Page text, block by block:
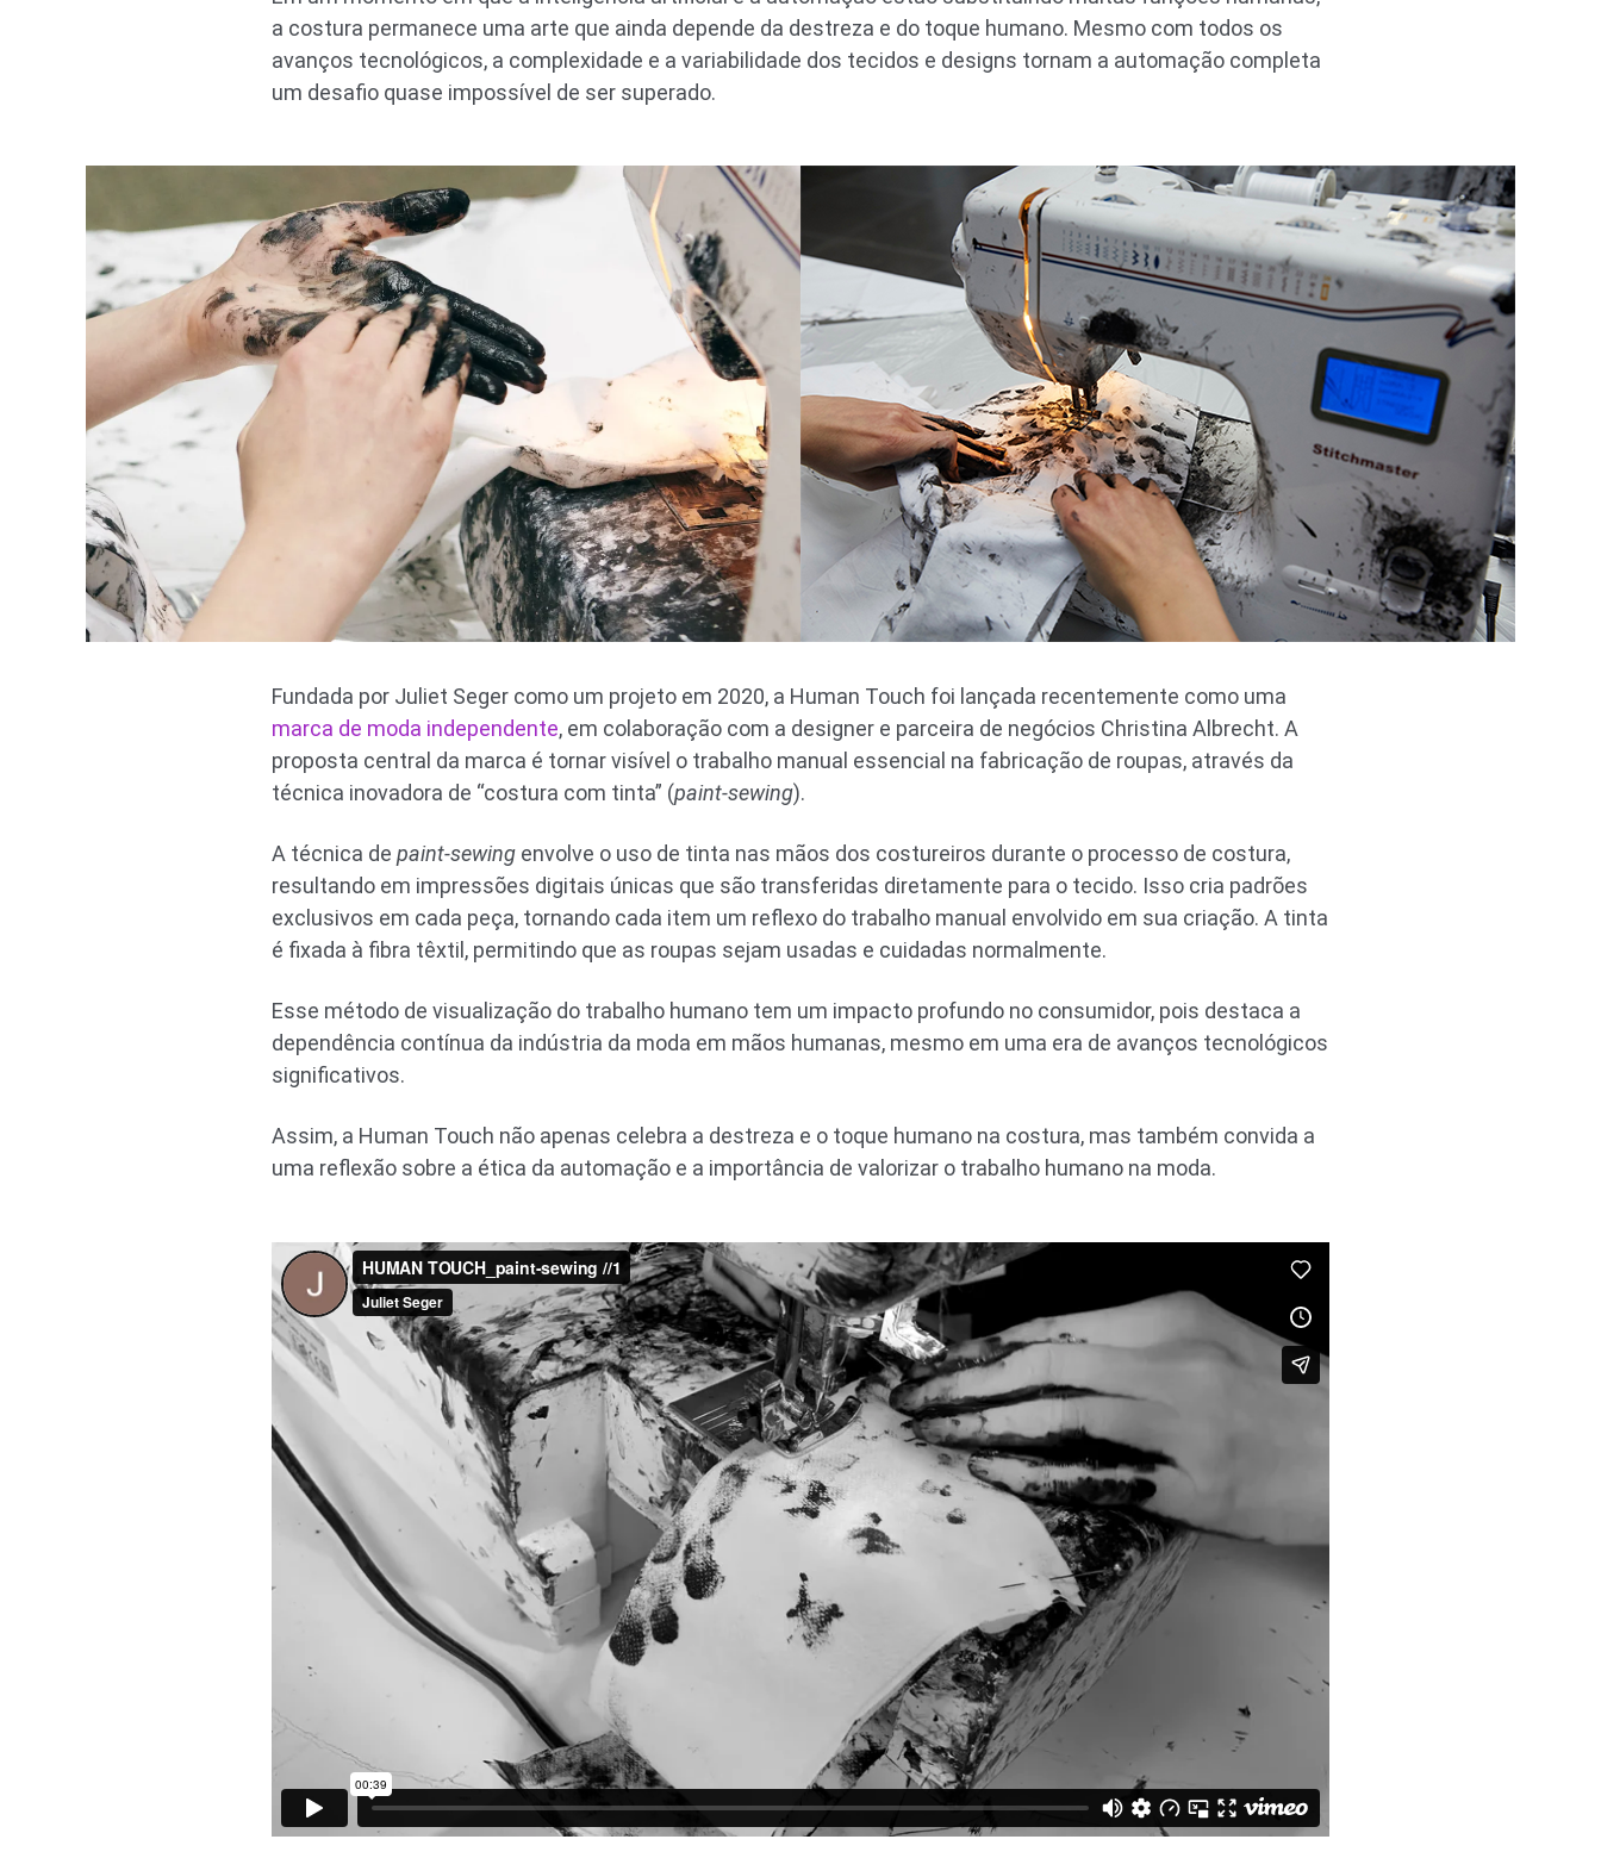
a costura permanece uma arte que ainda depende da destreza e do toque humano. Mesmo com todos os
avanços tecnológicos, a complexidade e a variabilidade dos tecidos e designs tornam a automação completa
um desafio quase impossível de ser superado.
Fundada por Juliet Seger como um projeto em 2020, a Human Touch foi lançada recentemente como uma
marca de moda independente, em colaboração com a designer e parceira de negócios Christina Albrecht. A
proposta central da marca é tornar visível o trabalho manual essencial na fabricação de roupas, através da
técnica inovadora de “costura com tinta” (paint-sewing).
A técnica de paint-sewing envolve o uso de tinta nas mãos dos costureiros durante o processo de costura,
resultando em impressões digitais únicas que são transferidas diretamente para o tecido. Isso cria padrões
exclusivos em cada peça, tornando cada item um reflexo do trabalho manual envolvido em sua criação. A tinta
é fixada à fibra têxtil, permitindo que as roupas sejam usadas e cuidadas normalmente.
Esse método de visualização do trabalho humano tem um impacto profundo no consumidor, pois destaca a
dependência contínua da indústria da moda em mãos humanas, mesmo em uma era de avanços tecnológicos
significativos.
Assim, a Human Touch não apenas celebra a destreza e o toque humano na costura, mas também convida a
uma reflexão sobre a ética da automação e a importância de valorizar o trabalho humano na moda.